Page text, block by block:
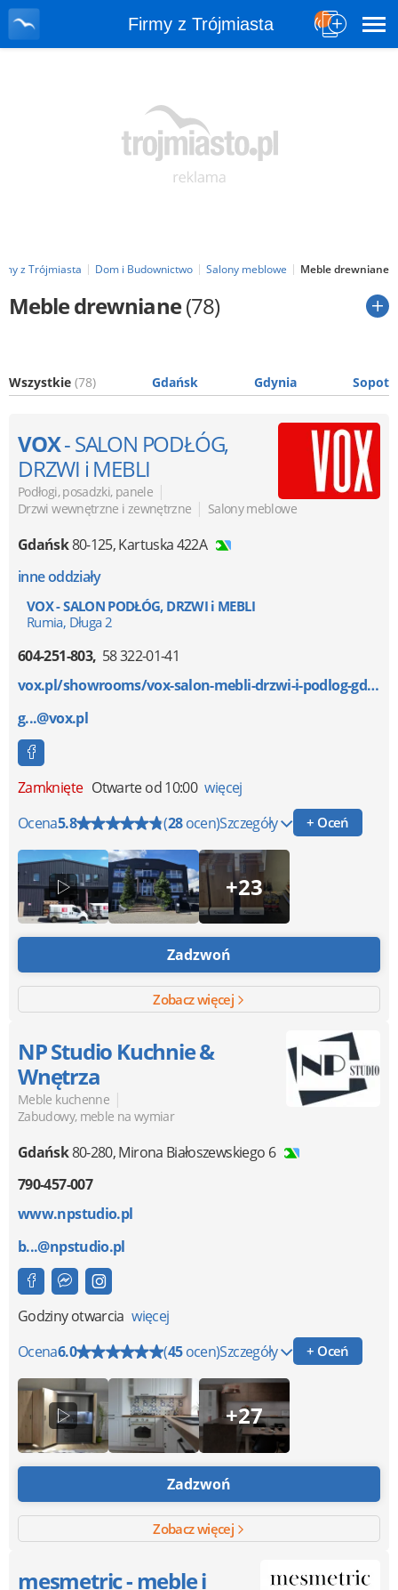
Firmy z Trójmiasta
z Trójmiasta Dom i Budownictwo Salony meblowe Meble drewniane
Meble drewniane(78)
Wszystkie (78) Gdańsk Gdynia Sopot
VOX- SALON PODŁÓG,
DRZWI i MEBLI
Podłogi, posadzki, panele |
Drzwi wewnętrzne i zewnętrzne | Salony meblowe
Gdańsk80-125,Kartuska 422A
inne oddziały
VOX - SALON PODŁÓG, DRZWI i MEBLI
Rumia, Długa 2
604-251-803 58 322-01-41
vox.pl/showrooms/vox-salon-mebli-drzwi-i-podlog-gdan...
g...@vox.pl
Zamknięte Otwarte od 10:00 więcej
Ocena5.8 (28ocen)Szczegóły + Oceń
+23
Zadzwoń
Zobacz więcej
NP Studio Kuchnie &
Wnętrza
Meble kuchenne |
Zabudowy, meble na wymiar
Gdańsk80-280,Mirona Białoszewskiego 6
790-457-007
www.npstudio.pl
b...@npstudio.pl
Godziny otwarcia więcej
Ocena6.0 (45ocen)Szczegóły + Oceń
+27
Zadzwoń
Zobacz więcej
mesmetric - meble i